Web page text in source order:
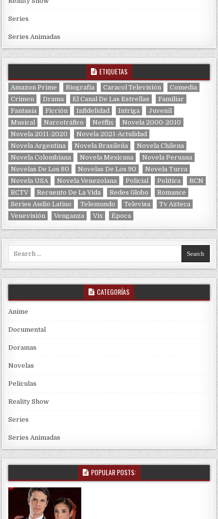
Series
Series Animadas
ETIQUETAS
Amazon Prime Biografía Caracol Televisión
Comedia
Crimen
Drama El Canal De Las Estrellas
Familiar
Fantasía
Ficción Infidelidad Intriga
Juvenil
Musical
Narcotráfico Netflix
Novela 2000-2010
Novela 2011-2020
Novela 2021-Actulidad
Novela Argentina
Novela Brasileña
Novela Chilena
Novela Colombiana
Novela Mexicana
Novela Peruana
Novelas De Los 80
Novelas De Los 90
Novela Turca
Novela USA
Novela Venezolana Policial Política
RCN
RCTV
Recuento De La Vida Redes Globo
Romance
Series Audio Latino
Telemundo Televisa
Tv Azteca
Venevisión
Venganza Vix Época
CATEGORÍAS
Anime
Documental
Doramas
Novelas
Películas
Reality Show
Series
Series Animadas
POPULAR POSTS: